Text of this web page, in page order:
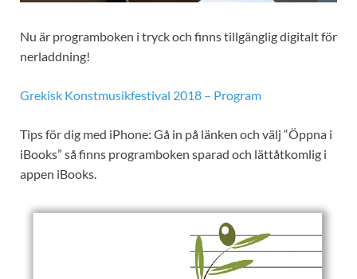
Nu är programboken i tryck och finns tillgänglig digitalt för
nerladdning!
Grekisk Konstmusikfestival 2018 – Program
Tips för dig med iPhone: Gå in på länken och välj “Öppna i
iBooks” så finns programboken sparad och lättåtkomlig i
appen iBooks.